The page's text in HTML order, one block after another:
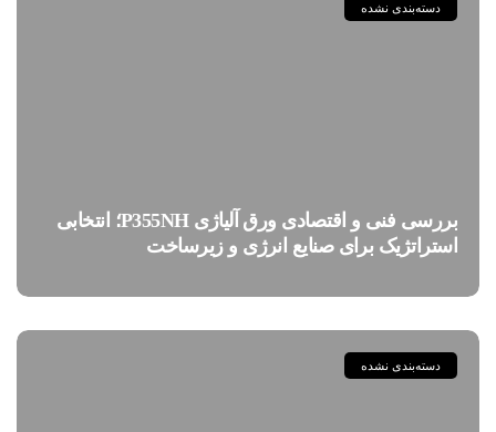
دسته‌بندی نشده
بررسی فنی و اقتصادی ورق آلیاژی P355NH؛ انتخابی
استراتژیک برای صنایع انرژی و زیرساخت
دسته‌بندی نشده